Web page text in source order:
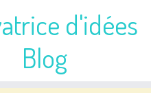
d'idées
Blog